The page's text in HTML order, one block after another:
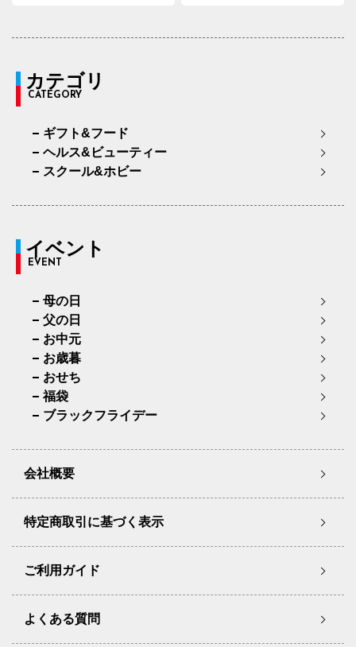
カテゴリ
CATEGORY
ギフト&フード
ヘルス&ビューティー
スクール&ホビー
イベント
EVENT
母の日
父の日
お中元
お歳暮
おせち
福袋
ブラックフライデー
会社概要
特定商取引に基づく表示
ご利用ガイド
よくある質問